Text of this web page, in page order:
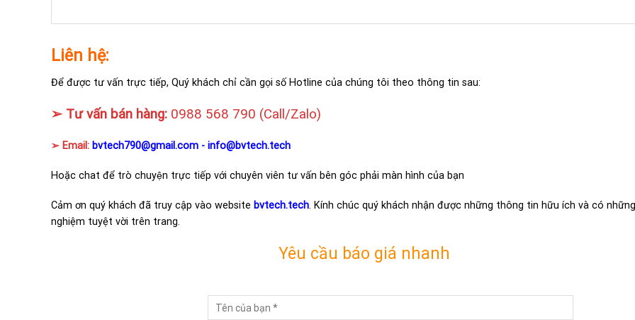
Liên hệ:
Để được tư vấn trực tiếp, Quý khách chỉ cần gọi số Hotline của chúng tôi theo thông tin sau:
➢ Tư vấn bán hàng: 0988 568 790 (Call/Zalo)
➢ Email: bvtech790@gmail.com - info@bvtech.tech
Hoặc chat để trò chuyện trực tiếp với chuyên viên tư vấn bên góc phải màn hình của bạn
Cảm ơn quý khách đã truy cập vào website bvtech.tech. Kính chúc quý khách nhận được những thông tin hữu ích và có
nghiệm tuyệt vời trên trang.
Yêu cầu báo giá nhanh